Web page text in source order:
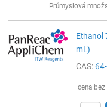
Průmyslová
Ethanol
mL)
CAS:
cena bez